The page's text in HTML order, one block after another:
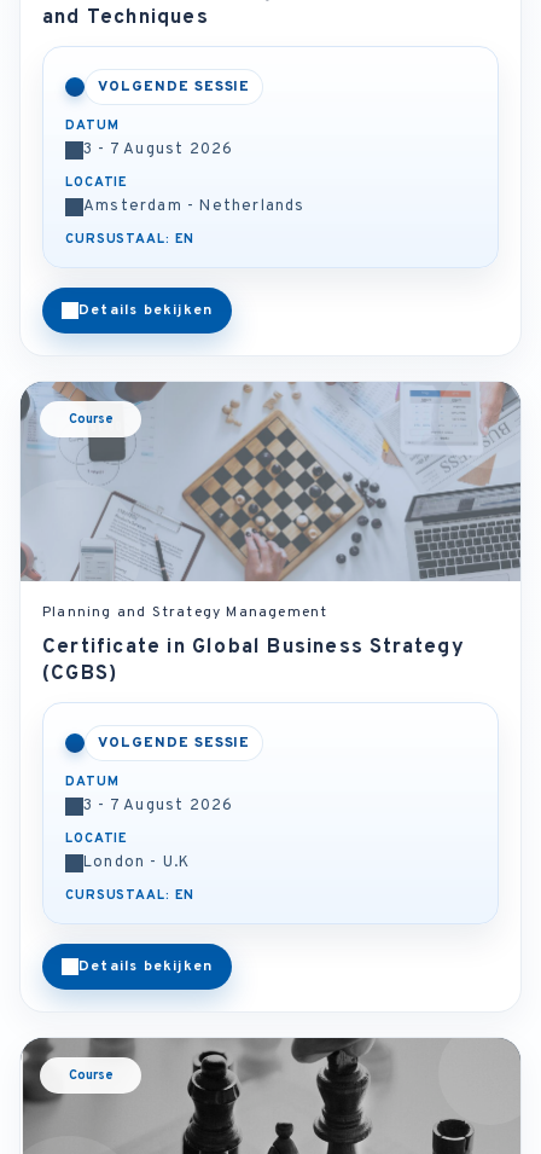
and Techniques
VOLGENDE SESSIE
DATUM
3 - 7 August 2026
LOCATIE
Amsterdam - Netherlands
CURSUSTAAL: EN
Details bekijken
Course
Planning and Strategy Management
Certificate in Global Business Strategy
(CGBS)
VOLGENDE SESSIE
DATUM
3 - 7 August 2026
LOCATIE
London - U.K
CURSUSTAAL: EN
Details bekijken
Course